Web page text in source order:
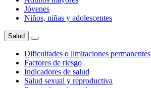
Jóvenes
Niños, niñas y adolescentes
Salud
Dificultades o limitaciones permanentes
Factores de riesgo
Indicadores de salud
Salud sexual y reproductiva